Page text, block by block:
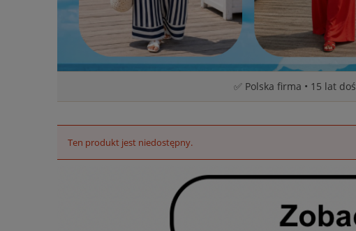
✅ Polska firma • 15 lat
Ten produkt jest niedostępny.